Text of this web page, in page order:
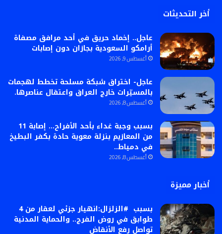
أخر التحديثات
عاجل.. إخماد حريق في أحد مرافق مصفاة
أرامكو السعودية بجازان دون إصابات
أغسطس 9, 2026
عاجل- اختراق شبكة مسلحة تخطط لهجمات
بالمسيّرات خارج العراق واعتقال عناصرها.
أغسطس 8, 2026
بسبب وجبة غداء بأحد الأفراح… إصابة 11
من المعازيم بنزلة معوية حادة بكفر البطيخ
في دمياط..
أغسطس 8, 2026
أخبار مميزة
بسبب #الزلزال:انهيار جزئي لعقار من 4
طوابق في روض الفرج.. والحماية المدنية
تواصل رفع الأنقاض